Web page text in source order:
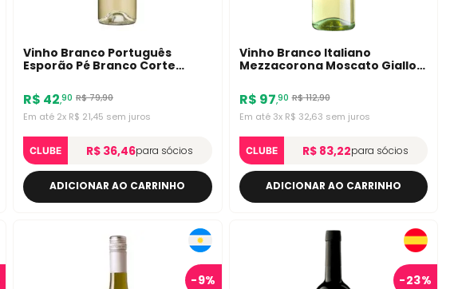
Vinho Branco Português
Esporão Pé Branco Corte
R$ 42,90 R$79,90
Em até 2x R$ 21,45 sem juros
CLUBE R$ 36,46para sócios
ADICIONAR AO CARRINHO
Vinho Branco Italiano
Mezzacorona Moscato Giallo
R$ 97,90 R$112,90
Em até 3x R$ 32,63 sem juros
CLUBE R$ 83,22para sócios
ADICIONAR AO CARRINHO
-9% -23%